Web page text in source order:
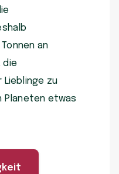
an
die
Lieblinge zu
Planeten etwas